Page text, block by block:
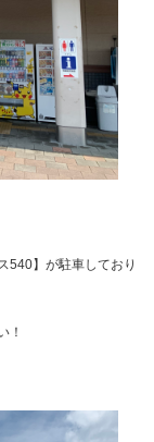
540】が駐車しており
！